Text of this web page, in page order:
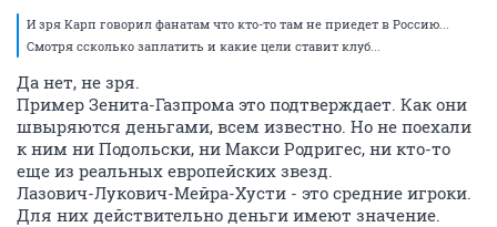
И зря Карп говорил фанатам что кто-то там не приедет в Россию...
Смотря ссколько заплатить и какие цели ставит клуб...
Да нет, не зря.
Пример Зенита-Газпрома это подтверждает. Как они
швыряются деньгами, всем известно. Но не поехали
к ним ни Подольски, ни Макси Родригес, ни кто-то
еще из реальных европейских звезд.
Лазович-Лукович-Мейра-Хусти - это средние игроки.
Для них действительно деньги имеют значение.